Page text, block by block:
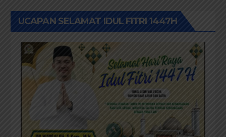
UCAPAN SELAMAT IDUL FITRI 1447H